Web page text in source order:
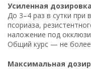
Усиленная
До 3–4 раз в сутки при
псориаза,
наложение под
Общий курс — не более
Максимальная